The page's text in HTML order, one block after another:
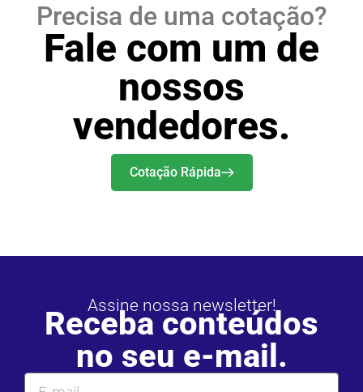
Precisa de uma cotação?
Fale com um de
nossos
vendedores.
Cotação Rápida
Assine nossa newsletter!
Receba conteúdos
no seu e-mail.